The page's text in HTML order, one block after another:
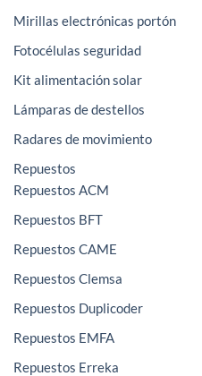
Mirillas electrónicas portón
Fotocélulas seguridad
Kit alimentación solar
Lámparas de destellos
Radares de movimiento
Repuestos
Repuestos ACM
Repuestos BFT
Repuestos CAME
Repuestos Clemsa
Repuestos Duplicoder
Repuestos EMFA
Repuestos Erreka